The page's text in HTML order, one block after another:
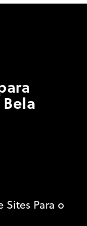
Para o